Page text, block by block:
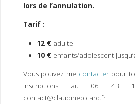
lors de l’annulation.
Tarif :
12 €adulte
10 €enfants/adolescent
Vous pouvez me contacter pour
inscriptions au 06 43
contact@claudinepicard.fr